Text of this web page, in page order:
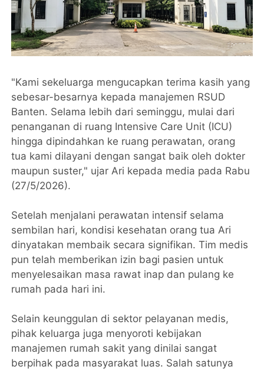
"Kami sekeluarga mengucapkan terima kasih yang
sebesar-besarnya kepada manajemen RSUD
Banten. Selama lebih dari seminggu, mulai dari
penanganan di ruang Intensive Care Unit (ICU)
hingga dipindahkan ke ruang perawatan, orang
tua kami dilayani dengan sangat baik oleh dokter
maupun suster," ujar Ari kepada media pada Rabu
(27/5/2026).
Setelah menjalani perawatan intensif selama
sembilan hari, kondisi kesehatan orang tua Ari
dinyatakan membaik secara signifikan. Tim medis
pun telah memberikan izin bagi pasien untuk
menyelesaikan masa rawat inap dan pulang ke
rumah pada hari ini.
Selain keunggulan di sektor pelayanan medis,
pihak keluarga juga menyoroti kebijakan
manajemen rumah sakit yang dinilai sangat
berpihak pada masyarakat luas. Salah satunya